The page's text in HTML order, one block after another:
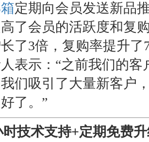
定期向会员发送新品
了会员的活跃度和复
了3倍，复购率提升
表示：“之前我们的
我们吸引了大量新客户
了。”
技术支持+定期免费